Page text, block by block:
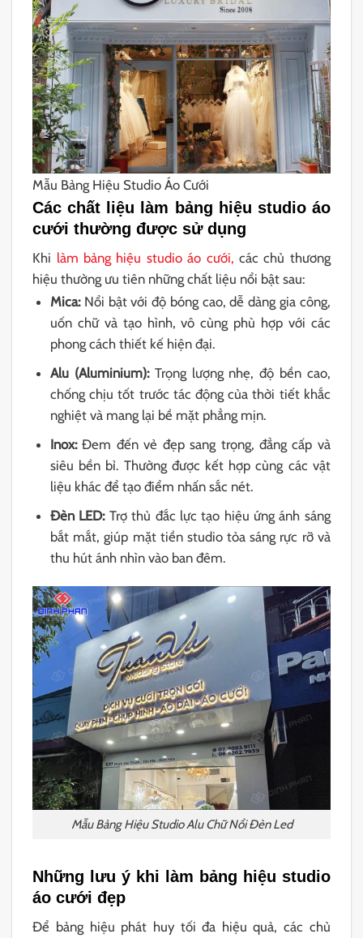
Mẫu Bảng Hiệu Studio Áo Cưới
Các chất liệu làm bảng hiệu studio áo
cưới thường được sử dụng
Khi làm bảng hiệu studio áo cưới, các chủ thương
hiệu thường ưu tiên những chất liệu nổi bật sau:
Mica:Nổi bật với độ bóng cao, dễ dàng gia công,
uốn chữ và tạo hình, vô cùng phù hợp với các
phong cách thiết kế hiện đại.
Alu (Aluminium):Trọng lượng nhẹ, độ bền cao,
chống chịu tốt trước tác động của thời tiết khắc
nghiệt và mang lại bề mặt phẳng mịn.
Inox:Đem đến vẻ đẹp sang trọng, đẳng cấp và
siêu bền bỉ. Thường được kết hợp cùng các vật
liệu khác để tạo điểm nhấn sắc nét.
Đèn LED:Trợ thủ đắc lực tạo hiệu ứng ánh sáng
bắt mắt, giúp mặt tiền studio tỏa sáng rực rỡ và
thu hút ánh nhìn vào ban đêm.
Mẫu Bảng Hiệu Studio Alu Chữ Nổi Đèn Led
Những lưu ý khi làm bảng hiệu studio
áo cưới đẹp
Để bảng hiệu phát huy tối đa hiệu quả, các chủ